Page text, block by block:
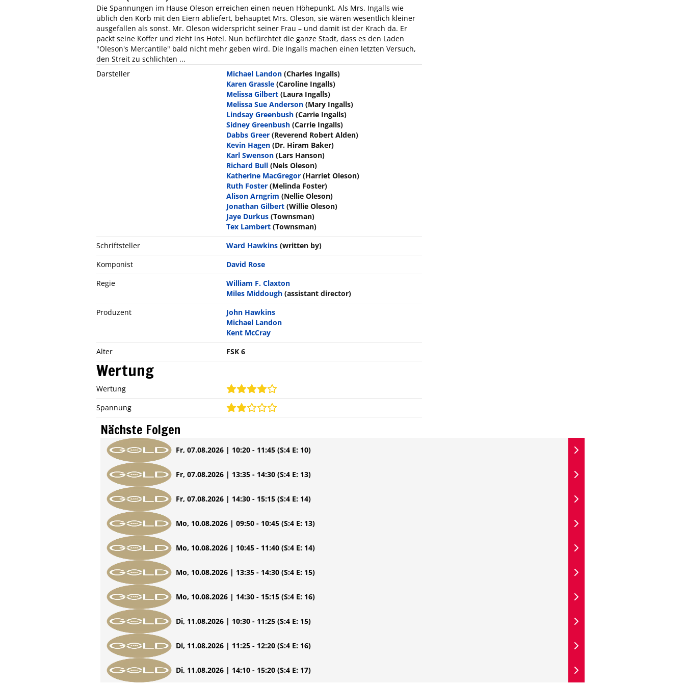
Die Spannungen im Hause Oleson erreichen einen neuen Höhepunkt. Als Mrs. Ingalls wie
üblich den Korb mit den Eiern abliefert, behauptet Mrs. Oleson, sie wären wesentlich kleiner
ausgefallen als sonst. Mr. Oleson widerspricht seiner Frau – und damit ist der Krach da. Er
packt seine Koffer und zieht ins Hotel. Nun befürchtet die ganze Stadt, dass es den Laden
"Oleson's Mercantile" bald nicht mehr geben wird. Die Ingalls machen einen letzten Versuch,
den Streit zu schlichten ...
Darsteller
Michael Landon (Charles Ingalls)
Karen Grassle (Caroline Ingalls)
Melissa Gilbert (Laura Ingalls)
Melissa Sue Anderson (Mary Ingalls)
Lindsay Greenbush (Carrie Ingalls)
Sidney Greenbush (Carrie Ingalls)
Dabbs Greer (Reverend Robert Alden)
Kevin Hagen (Dr. Hiram Baker)
Karl Swenson (Lars Hanson)
Richard Bull (Nels Oleson)
Katherine MacGregor (Harriet Oleson)
Ruth Foster (Melinda Foster)
Alison Arngrim (Nellie Oleson)
Jonathan Gilbert (Willie Oleson)
Jaye Durkus (Townsman)
Tex Lambert (Townsman)
Schriftsteller
Ward Hawkins (written by)
Komponist
David Rose
Regie
William F. Claxton
Miles Middough (assistant director)
Produzent
John Hawkins
Michael Landon
Kent McCray
Alter
FSK 6
Wertung
Wertung
Spannung
Nächste Folgen
Fr, 07.08.2026 | 10:20 - 11:45 (S:4 E: 10)
Fr, 07.08.2026 | 13:35 - 14:30 (S:4 E: 13)
Fr, 07.08.2026 | 14:30 - 15:15 (S:4 E: 14)
Mo, 10.08.2026 | 09:50 - 10:45 (S:4 E: 13)
Mo, 10.08.2026 | 10:45 - 11:40 (S:4 E: 14)
Mo, 10.08.2026 | 13:35 - 14:30 (S:4 E: 15)
Mo, 10.08.2026 | 14:30 - 15:15 (S:4 E: 16)
Di, 11.08.2026 | 10:30 - 11:25 (S:4 E: 15)
Di, 11.08.2026 | 11:25 - 12:20 (S:4 E: 16)
Di, 11.08.2026 | 14:10 - 15:20 (S:4 E: 17)